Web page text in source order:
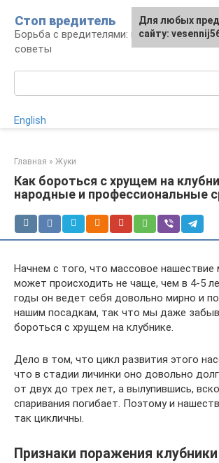
контенту
Стоп вредитель
Борьба с вредителями: правила,
советы
English
Главная » Жуки
Как бороться с хрущем на
народные и профессиональные
Начнем с того, что массовое нашествие
может происходить не чаще, чем в 4-5
годы он ведет себя довольно мирно и
нашим посадкам, так что мы даже
бороться с хрущем на клубнике.
Дело в том, что цикл развития этого
что в стадии личинки оно довольно
от двух до трех лет, а вылупившись,
спаривания погибает. Поэтому и
так цикличны.
Признаки поражения клубники
Для любых
сайту: